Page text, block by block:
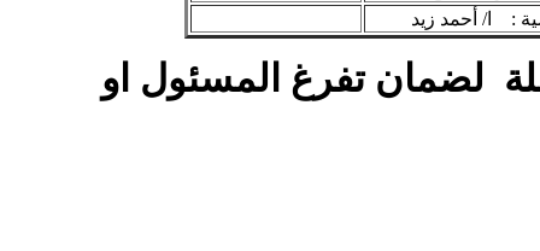
: ا/ أحمد زيد
لضمان تفرغ المسئول او